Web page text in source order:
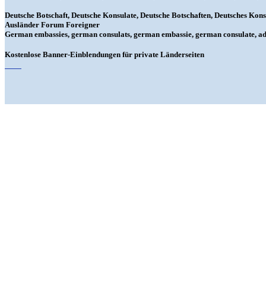
Deutsche Botschaft, Deutsche Konsulate, Deutsche Botschaften, Deutsches
Ausländer Forum Foreigner
German embassies, german consulats, german embassie, german consulate,
Kostenlose Banner-Einblendungen für private Länderseiten